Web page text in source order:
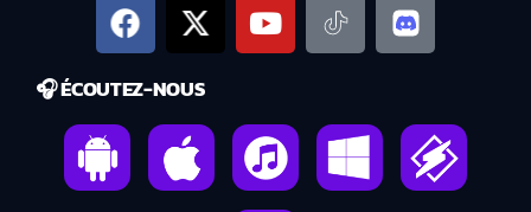
🎧 ÉCOUTEZ-NOUS